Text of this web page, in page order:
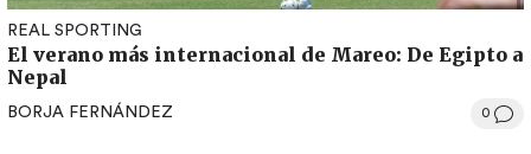
REAL SPORTING
El verano más internacional de Mareo: De Egipto a
Nepal
BORJA FERNÁNDEZ 0